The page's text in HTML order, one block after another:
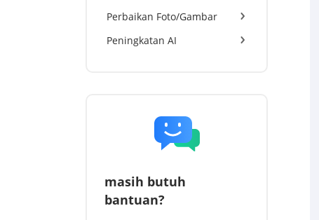
Perbaikan Foto/Gambar
Peningkatan AI
masih butuh
bantuan?